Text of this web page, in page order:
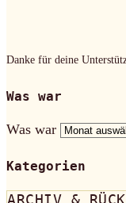
Danke für deine
Was war
Was war
Kategorien
ARCHIV &